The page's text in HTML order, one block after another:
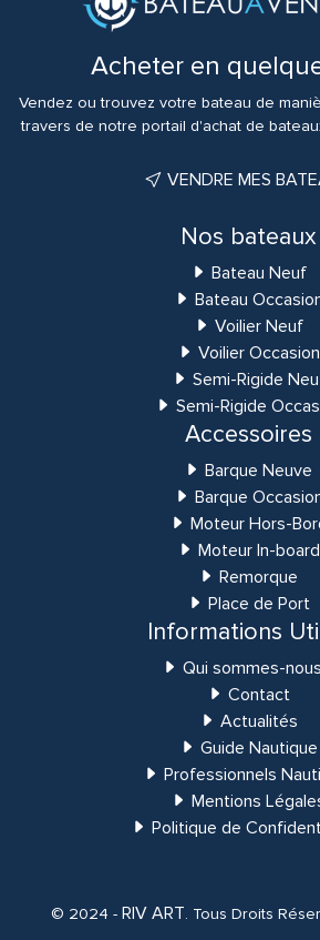
Acheter en
Vendez ou trouvez votre bateau de
travers de notre portail d'achat de
VENDRE MES
Nos bateaux
Bateau Neuf
Bateau
Voilier Neuf
Voilier Occasion
Semi-Rigide
Semi-Rigide
Accessoires
Barque Neuve
Barque
Moteur Hors-
Moteur In-board
Remorque
Place de Port
Informations
Qui sommes-
Contact
Actualités
Guide Nautique
Professionnels
Mentions
Politique de
© 2024 -RIV ART. Tous Droits